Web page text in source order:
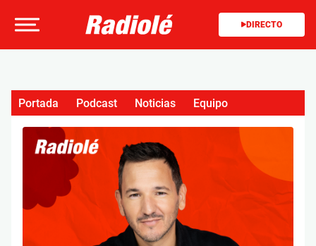
DIRECTO
Portada Podcast Noticias Equipo